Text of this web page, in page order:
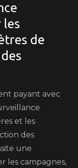
les
de
payant avec
et les
des
une
les campagnes,